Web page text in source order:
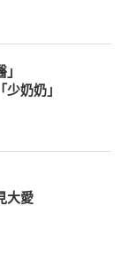
奶奶」
大愛